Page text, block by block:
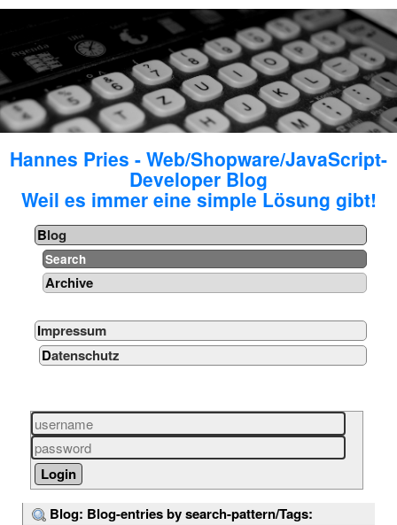
Hannes Pries - Web/Shopware/JavaScript-
Developer Blog
Weil es immer eine simple Lösung gibt!
Blog
Search
Archive
Impressum
Datenschutz
Blog: Blog-entries by search-pattern/Tags: